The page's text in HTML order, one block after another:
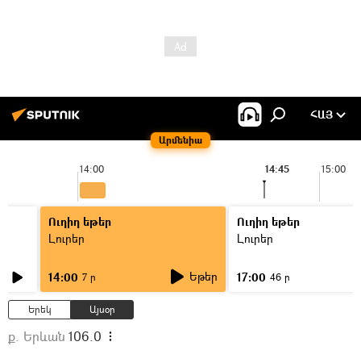
Արմենիա
ՀԱՅ
14:00 15:00
14:45
Ուղիղ եթեր
Լուրեր
14:00 7 ր Եթեր
Ուղիղ եթեր
Լուրեր
17:00 46 ր
Երեկ Այսօր
ք. Երևան 106.0